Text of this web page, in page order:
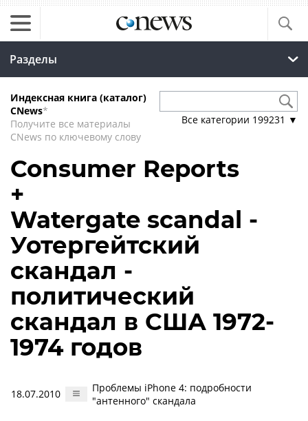
Разделы
Индексная книга (каталог)
CNews*
Получите все материалы
CNews по ключевому слову
Все категории 199231 ▼
Consumer Reports
+
Watergate scandal -
Уотергейтский
скандал -
политический
скандал в США 1972-
1974 годов
18.07.2010
Проблемы iPhone 4: подробности
"антенного" скандала